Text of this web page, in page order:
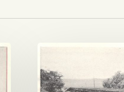
Puente
de
madera